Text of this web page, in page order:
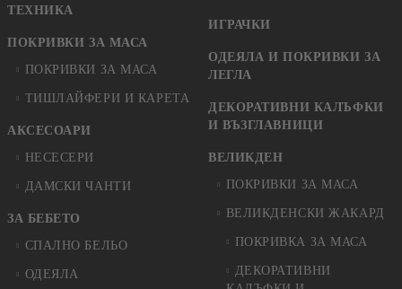
ТЕХНИКА
ПОКРИВКИ ЗА МАСА
ПОКРИВКИ ЗА МАСА
ТИШЛАЙФЕРИ И КАРЕТА
АКСЕСОАРИ
НЕСЕСЕРИ
ДАМСКИ ЧАНТИ
ЗА БЕБЕТО
СПАЛНО БЕЛЬО
ОДЕЯЛА
ИГРАЧКИ
ОДЕЯЛА И ПОКРИВКИ ЗА
ЛЕГЛА
ДЕКОРАТИВНИ КАЛЪФКИ
И ВЪЗГЛАВНИЦИ
ВЕЛИКДЕН
ПОКРИВКИ ЗА МАСА
ВЕЛИКДЕНСКИ ЖАКАРД
ПОКРИВКА ЗА МАСА
ДЕКОРАТИВНИ